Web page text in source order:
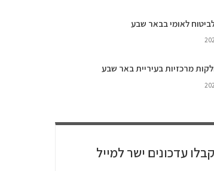
לאומי בבאר שבע
מרכזיות בעיריית באר שבע
קבלו עדכונים ישר למייל